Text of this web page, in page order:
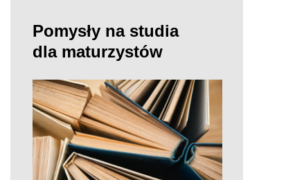
Pomysły na studia
dla maturzystów